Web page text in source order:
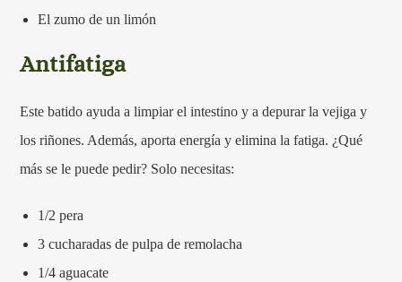
El zumo de un limón
Antifatiga
Este batido ayuda a limpiar el intestino y a depurar la vejiga y
los riñones. Además, aporta energía y elimina la fatiga. ¿Qué
más se le puede pedir? Solo necesitas:
1/2 pera
3 cucharadas de pulpa de remolacha
1/4 aguacate